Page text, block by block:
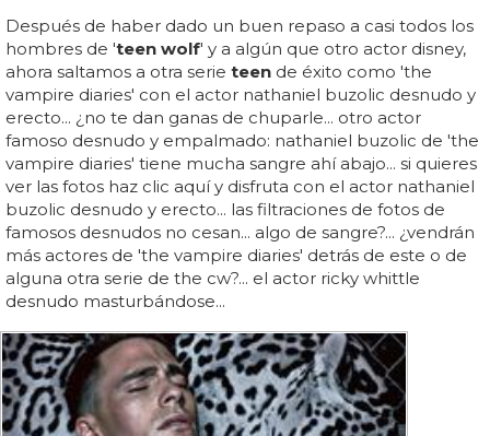
Después de haber dado un buen repaso a casi todos los
hombres de 'teen wolf' y a algún que otro actor disney,
ahora saltamos a otra serie teen de éxito como 'the
vampire diaries' con el actor nathaniel buzolic desnudo y
erecto... ¿no te dan ganas de chuparle... otro actor
famoso desnudo y empalmado: nathaniel buzolic de 'the
vampire diaries' tiene mucha sangre ahí abajo... si quieres
ver las fotos haz clic aquí y disfruta con el actor nathaniel
buzolic desnudo y erecto... las filtraciones de fotos de
famosos desnudos no cesan... algo de sangre?... ¿vendrán
más actores de 'the vampire diaries' detrás de este o de
alguna otra serie de the cw?... el actor ricky whittle
desnudo masturbándose...